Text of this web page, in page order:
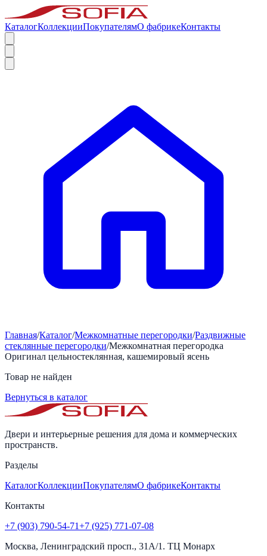
КаталогКоллекцииПокупателямО фабрикеКонтакты
Главная/Каталог/Межкомнатные перегородки/Раздвижные
стеклянные перегородки/Межкомнатная перегородка
Оригинал цельностеклянная, кашемировый ясень
Товар не найден
Вернуться в каталог
Двери и интерьерные решения для дома и коммерческих
пространств.
Разделы
КаталогКоллекцииПокупателямО фабрикеКонтакты
Контакты
+7 (903) 790-54-71+7 (925) 771-07-08
Москва, Ленинградский просп., 31А/1. ТЦ Монарх